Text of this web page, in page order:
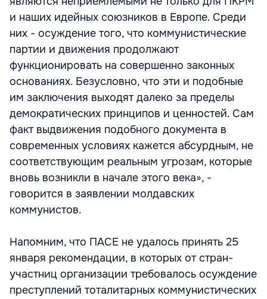
и наших идейных союзников в Европе. Среди
них - осуждение того, что коммунистические
партии и движения продолжают
функционировать на совершенно законных
основаниях. Безусловно, что эти и подобные
им заключения выходят далеко за пределы
демократических принципов и ценностей. Сам
факт выдвижения подобного документа в
современных условиях кажется абсурдным, не
соответствующим реальным угрозам, которые
вновь возникли в начале этого века», -
говорится в заявлении молдавских
коммунистов.
Напомним, что ПАСЕ не удалось принять 25
января рекомендации, в которых от стран-
участниц организации требовалось осуждение
преступлений тоталитарных коммунистических